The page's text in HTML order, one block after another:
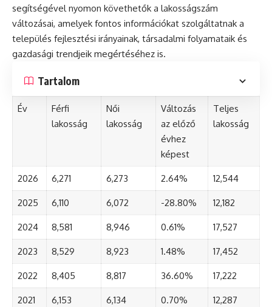
segítségével nyomon követhetők a lakosságszám
változásai, amelyek fontos információkat szolgáltatnak a
település fejlesztési irányainak, társadalmi folyamataik és
gazdasági trendjeik megértéséhez is.
Tartalom
Év
Férfi
lakosság
Női
lakosság
Változás
az előző
évhez
képest
Teljes
lakosság
2026 6,271 6,273 2.64% 12,544
2025 6,110 6,072 -28.80% 12,182
2024 8,581 8,946 0.61% 17,527
2023 8,529 8,923 1.48% 17,452
2022 8,405 8,817 36.60% 17,222
2021 6,153 6,134 0.70% 12,287